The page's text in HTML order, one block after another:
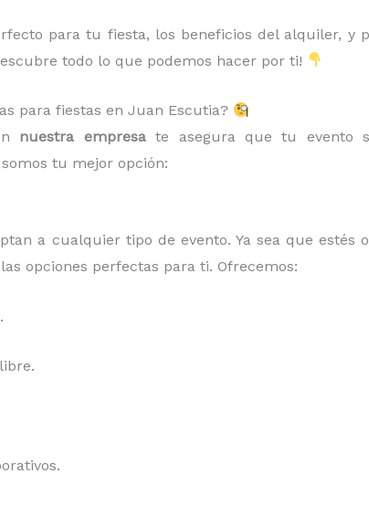
para tu fiesta, los beneficios del alquiler, y
todo lo que podemos hacer por ti!
para fiestas en Juan Escutia?
nuestra empresate asegura que tu evento
tu mejor opción:
a cualquier tipo de evento. Ya sea que estés
opciones perfectas para ti. Ofrecemos: